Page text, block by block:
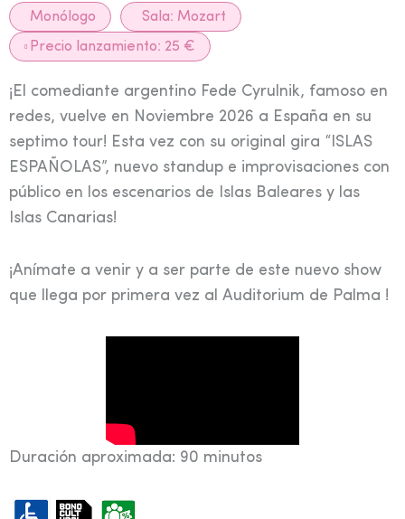
Monólogo Sala: Mozart
Precio lanzamiento: 25 €
¡El comediante argentino Fede Cyrulnik, famoso en
redes, vuelve en Noviembre 2026 a España en su
septimo tour! Esta vez con su original gira “ISLAS
ESPAÑOLAS”, nuevo standup e improvisaciones con
público en los escenarios de Islas Baleares y las
Islas Canarias!
¡Anímate a venir y a ser parte de este nuevo show
que llega por primera vez al Auditorium de Palma !
Duración aproximada: 90 minutos